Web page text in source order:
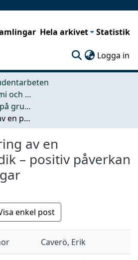
Hela arkivet Statistik
Logga in
Teknikens ekonomi och organisation
Examensarbeten på grundnivå
Implementering av en projektmetodik – positiv påverkan och utmaningar
av en
– positiv påverkan
enkel post
Caverö, Erik